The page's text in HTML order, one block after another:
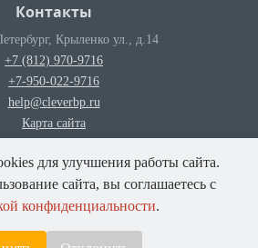
для улучшения работы сайта.
сайта, вы соглашаетесь с
конфиденциальности.
Контакты
, Крыленко ул., д.14
+7 (812) 970-9716
+7-950-022-9716
help@cleverbp.ru
Карта сайта
«Клевер» — 2026
Поделиться: